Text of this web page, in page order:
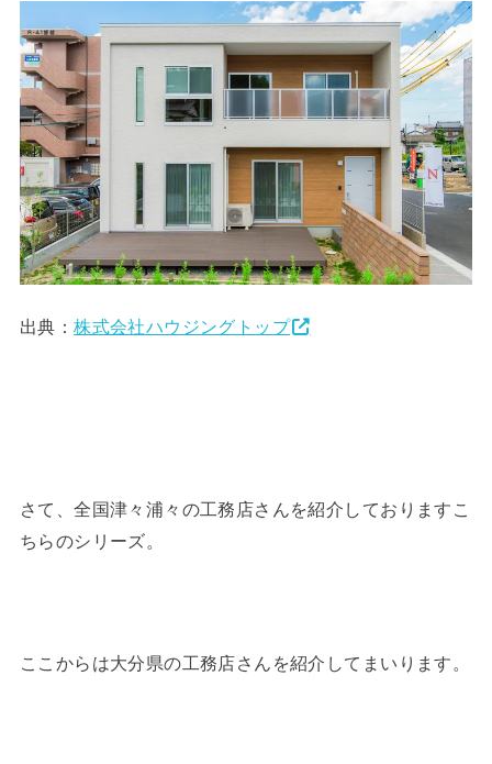
出典：株式会社ハウジングトップ
さて、全国津々浦々の工務店さんを紹介しておりますこ
ちらのシリーズ。
ここからは大分県の工務店さんを紹介してまいります。